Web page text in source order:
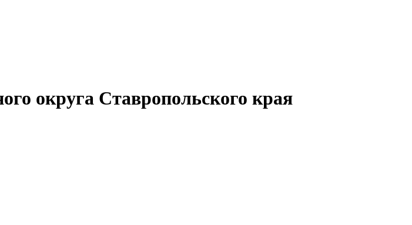
округа Ставропольского края